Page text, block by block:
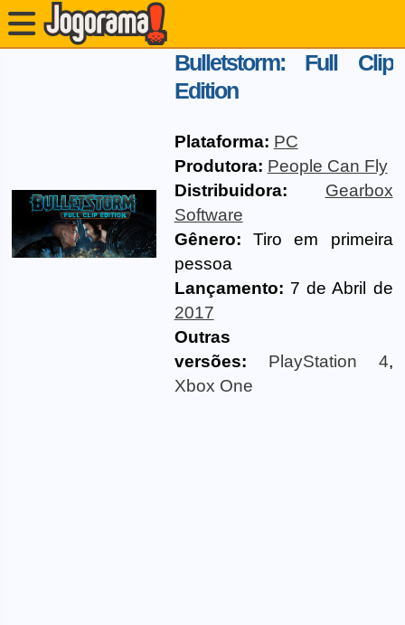
Bulletstorm: Full Clip
Edition
Plataforma: PC
Produtora: People Can Fly
Distribuidora:
Gearbox
Software
Gênero:
Tiro em primeira
pessoa
Lançamento: 7 de Abril de
2017
Outras
versões:
PlayStation 4,
Xbox One